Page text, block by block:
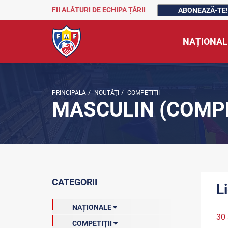
FII ALĂTURI DE ECHIPA ȚĂRII ABONEAZĂ-TE!
PRINCIPALA / NOUTĂŢI / COMPETIȚII
MASCULIN
CATEGORII
NAȚIONALE
COMPETIȚII
30